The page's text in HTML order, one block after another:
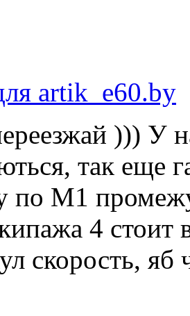
artik_e60.by
))) У
так еще
по М1
4 стоит
скорость, яб